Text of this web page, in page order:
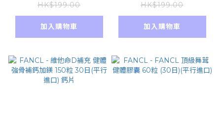
HK$199.00
加入購物車
HK$199.00
加入購物車